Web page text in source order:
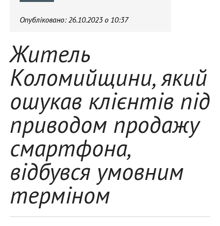
Опубліковано:26.10.2023 о 10:37
Житель
Коломийщини, який
ошукав клієнтів під
приводом продажу
смартфона,
відбувся умовним
терміном